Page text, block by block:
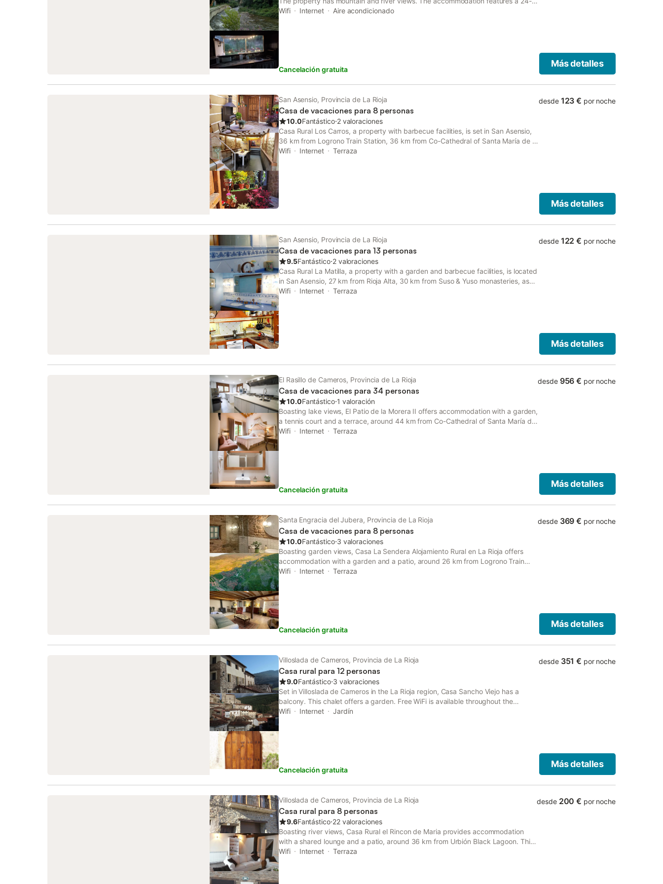
hour front desk, a shared kitchen and organising tours for guests.
Wifi Internet Aire acondicionado
Cancelación gratuita
Más detalles
San Asensio, Provincia de La Rioja
Casa de vacaciones para 8 personas
10.0Fantástico⋅2 valoraciones
Casa Rural Los Carros, a property with barbecue facilities, is set in San Asensio,
36 km from Logrono Train Station, 36 km from Co-Cathedral of Santa María de la
Redonda, as well as 36 km from La Rioja Museum.
Wifi Internet Terraza
desde 123 € por noche
Más detalles
San Asensio, Provincia de La Rioja
Casa de vacaciones para 13 personas
9.5Fantástico⋅2 valoraciones
Casa Rural La Matilla, a property with a garden and barbecue facilities, is located
in San Asensio, 27 km from Rioja Alta, 30 km from Suso & Yuso monasteries, as
well as 36 km from Logrono Train Station.
Wifi Internet Terraza
desde 122 € por noche
Más detalles
El Rasillo de Cameros, Provincia de La Rioja
Casa de vacaciones para 34 personas
10.0Fantástico⋅1 valoración
Boasting lake views, El Patio de la Morera II offers accommodation with a garden,
a tennis court and a terrace, around 44 km from Co-Cathedral of Santa María de
la Redonda.
Wifi Internet Terraza
Cancelación gratuita
desde 956 € por noche
Más detalles
Santa Engracia del Jubera, Provincia de La Rioja
Casa de vacaciones para 8 personas
10.0Fantástico⋅3 valoraciones
Boasting garden views, Casa La Sendera Alojamiento Rural en La Rioja offers
accommodation with a garden and a patio, around 26 km from Logrono Train
Station. This property offers access to a balcony, free private parking and free
Wifi Internet Terraza
Cancelación gratuita
desde 369 € por noche
Más detalles
Villoslada de Cameros, Provincia de La Rioja
Casa rural para 12 personas
9.0Fantástico⋅3 valoraciones
Set in Villoslada de Cameros in the La Rioja region, Casa Sancho Viejo has a
balcony. This chalet offers a garden. Free WiFi is available throughout the
property and Urbión Black Lagoon is 36 km away.
Wifi Internet Jardín
Cancelación gratuita
desde 351 € por noche
Más detalles
Villoslada de Cameros, Provincia de La Rioja
Casa rural para 8 personas
9.6Fantástico⋅22 valoraciones
Boasting river views, Casa Rural el Rincon de Maria provides accommodation
with a shared lounge and a patio, around 36 km from Urbión Black Lagoon. This
property offers access to a balcony, free private parking and free WiFi.
Wifi Internet Terraza
desde 200 € por noche